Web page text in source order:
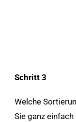
Schritt 3
Welche
Sie ganz